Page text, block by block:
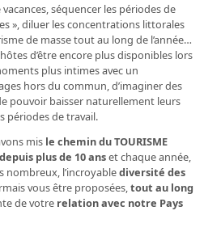
séquencer les périodes de
», diluer les concentrations littorales
de masse tout au long de l’année…
d’être encore plus disponibles lors
plus intimes avec un
hors du commun, d’imaginer des
pouvoir baisser naturellement leurs
périodes de travail.
mis le chemin du TOURISME
plus de 10 anset chaque année,
nombreux, l’incroyablediversité des
vous être proposées,tout au long
de votre relation avec notre Pays